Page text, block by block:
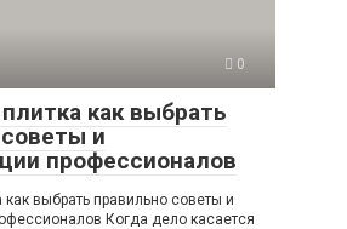
0
как выбрать
и
профессионалов
как выбрать правильно советы и
Когда дело касается